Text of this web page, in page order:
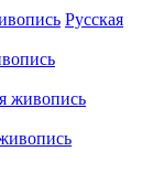
Русская
живопись